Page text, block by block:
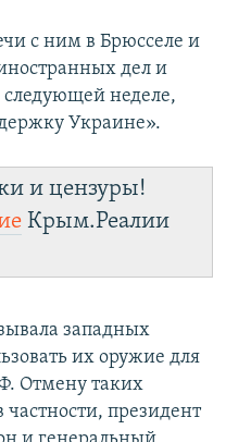
с ним в Брюсселе и
дел и
неделе,
Украине».
и цензуры!
Крым.Реалии
западных
их оружие для
Отмену таких
президент